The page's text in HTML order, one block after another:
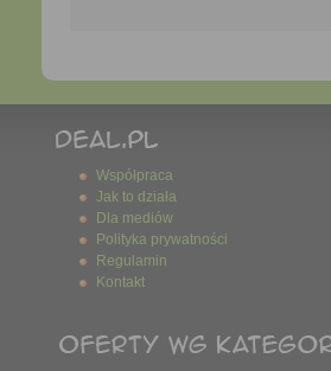
Współpraca
Jak to działa
Dla mediów
Polityka prywatności
Regulamin
Kontakt